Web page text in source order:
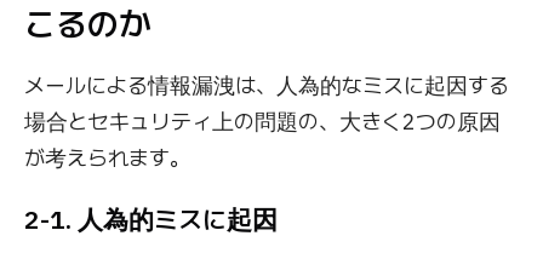
こるのか
メールによる情報漏洩は、人為的なミスに起因する
場合とセキュリティ上の問題の、大きく2つの原因
が考えられます。
2-1. 人為的ミスに起因